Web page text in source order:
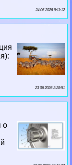
24 06 2026 9:11:12
23 06 2026 3:28:51
о